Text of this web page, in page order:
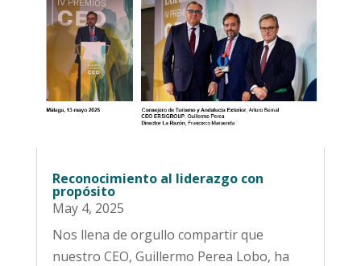
Reconocimiento al liderazgo con
propósito
May 4, 2025
Nos llena de orgullo compartir que
nuestro CEO, Guillermo Perea Lobo, ha